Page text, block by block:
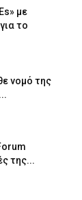
με
το
νομό της
της...